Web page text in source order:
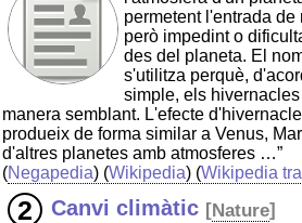
permetent l'entrada
però impedint o
des del planeta. El
s'utilitza perquè,
simple, els
manera semblant. L'efecte
produeix de forma similar a Venus,
d'altres planetes amb atmosferes …”
(Negapedia) (Wikipedia) (Wikipedia
Canvi climàtic [Nature]